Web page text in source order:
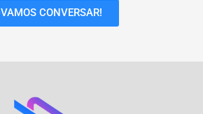
VAMOS CONVERSAR!